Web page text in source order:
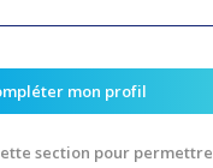
mon profil
section pour permettre